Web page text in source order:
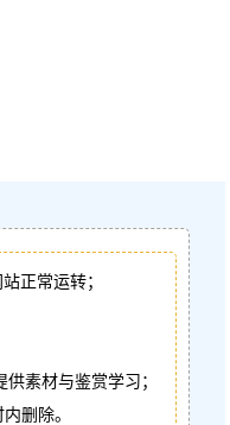
正常运转；
素材与鉴赏学习；
删除。